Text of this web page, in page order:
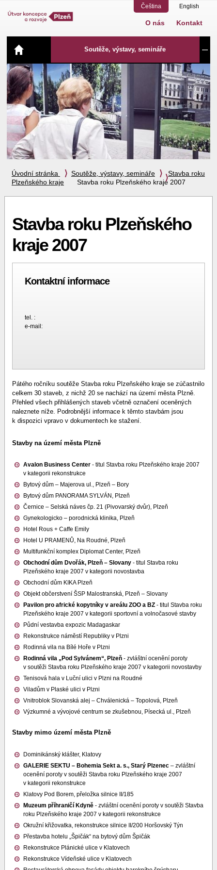
Čeština English
Navigace Soutěže, výstavy, semináře ---
O nás Kontakt
Úvodní stránka Soutěže, výstavy, semináře
Stavba roku
Plzeňského kraje
Stavba roku Plzeňského kraje 2007
Stavba roku Plzeňského
kraje 2007
Kontaktní informace
tel. :
e-mail:
Pátého ročníku soutěže Stavba roku Plzeňského kraje se zúčastnilo
celkem 30 staveb, z nichž 20 se nachází na území města Plzně.
Přehled všech přihlášených staveb včetně označení oceněných
naleznete níže. Podrobnější informace k těmto stavbám jsou
k dispozici vpravo v dokumentech ke stažení.
Stavby na území města Plzně
Avalon Business Center- titul Stavba roku Plzeňského kraje 2007
v kategorii rekonstrukce
Bytový dům – Majerova ul., Plzeň – Bory
Bytový dům PANORAMA SYLVÁN, Plzeň
Černice – Selská náves čp. 21 (Pivovarský dvůr), Plzeň
Gynekologicko – porodnická klinika, Plzeň
Hotel Rous + Caffe Emily
Hotel U PRAMENŮ, Na Roudné, Plzeň
Multifunkční komplex Diplomat Center, Plzeň
Obchodní dům Dvořák, Plzeň – Slovany- titul Stavba roku
Plzeňského kraje 2007 v kategorii novostavba
Obchodní dům KIKA Plzeň
Objekt občerstvení ŠSP Malostranská, Plzeň – Slovany
Pavilon pro africké kopytníky v areálu ZOO a BZ - titul Stavba roku
Plzeňského kraje 2007 v kategorii sportovní a volnočasové stavby
Půdní vestavba expozic Madagaskar
Rekonstrukce náměstí Republiky v Plzni
Rodinná vila na Bílé Hoře v Plzni
Rodinná vila „Pod Sylvánem“, Plzeň - zvláštní ocenění poroty
v soutěži Stavba roku Plzeňského kraje 2007 v kategorii novostavby
Tenisová hala v Luční ulici v Plzni na Roudné
Viladům v Plaské ulici v Plzni
Vnitroblok Slovanská alej – Chválenická – Topolová, Plzeň
Výzkumné a vývojové centrum se zkušebnou, Písecká ul., Plzeň
Stavby mimo území města Plzně
Dominikánský klášter, Klatovy
GALERIE SEKTU – Bohemia Sekt a. s., Starý Plzenec– zvláštní
ocenění poroty v soutěži Stavba roku Plzeňského kraje 2007
v kategorii rekonstrukce
Klatovy Pod Borem, přeložka silnice II/185
Muzeum příhraničí Kdyně- zvláštní ocenění poroty v soutěži Stavba
roku Plzeňského kraje 2007 v kategorii rekonstrukce
Okružní křižovatka, rekonstrukce silnice II/200 Horšovský Týn
Přestavba hotelu „Špičák“ na bytový dům Špičák
Rekonstrukce Plánické ulice v Klatovech
Rekonstrukce Vídeňské ulice v Klatovech